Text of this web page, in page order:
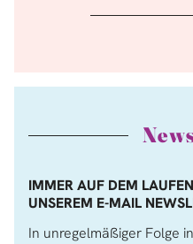
IMMER AUF DEM
UNSEREM E-MAIL
In unregelmäßiger Folge